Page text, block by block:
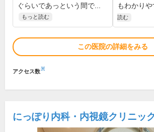
ぐらいであっという間で...
もっと読む
もわかりや
読む
この医院の詳細をみる
アクセス数※
にっぽり内科・内視鏡クリニッ